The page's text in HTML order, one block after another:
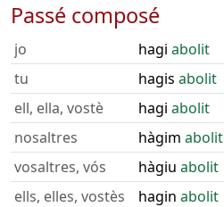
Passé composé
jo hagi abolit
tu
hagis abolit
ell, ella, vostè
hagi abolit
nosaltres
hàgim abolit
vosaltres, vós
hàgiu abolit
ells, elles, vostès
hagin abolit